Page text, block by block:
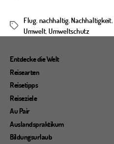
Schlagwörter
Flug, nachhaltig, Nachhaltigkeit,
Umwelt, Umweltschutz
Entdecke die Welt
Reisearten
Reisetipps
Reiseziele
Au Pair
Auslandspraktikum
Bildungsurlaub